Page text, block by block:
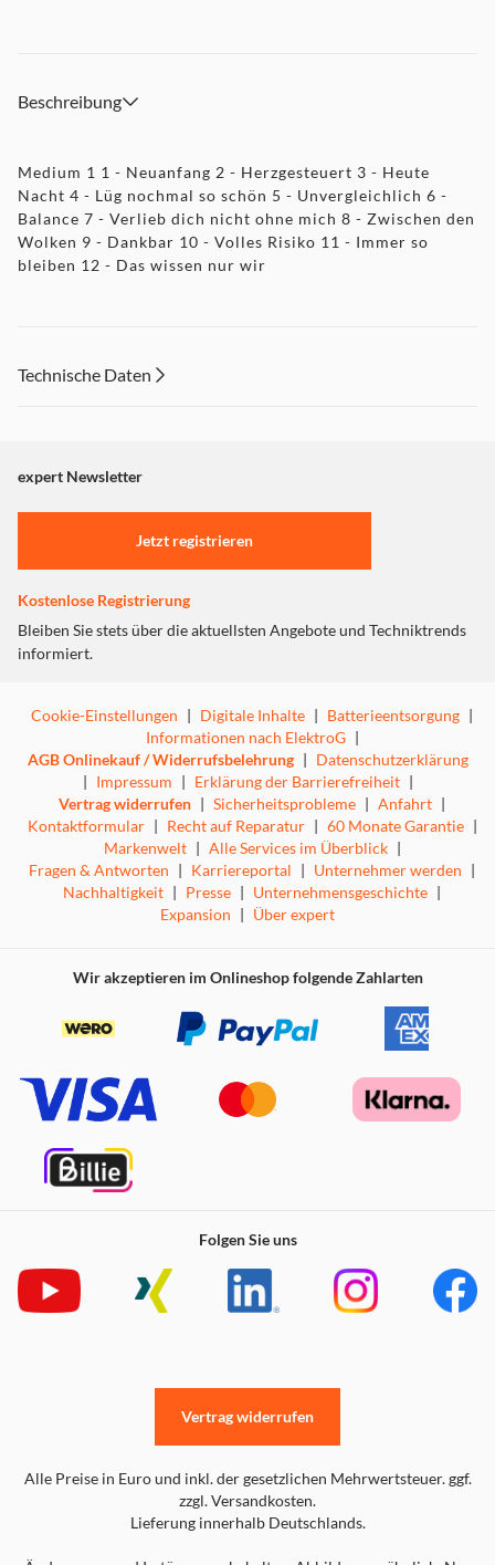
Beschreibung
Medium 1 1 - Neuanfang 2 - Herzgesteuert 3 - Heute
Nacht 4 - Lüg nochmal so schön 5 - Unvergleichlich 6 -
Balance 7 - Verlieb dich nicht ohne mich 8 - Zwischen den
Wolken 9 - Dankbar 10 - Volles Risiko 11 - Immer so
bleiben 12 - Das wissen nur wir
Technische Daten
expert Newsletter
Jetzt registrieren
Kostenlose Registrierung
Bleiben Sie stets über die aktuellsten Angebote und Techniktrends
informiert.
Cookie-Einstellungen | Digitale Inhalte | Batterieentsorgung |
Informationen nach ElektroG |
AGB Onlinekauf / Widerrufsbelehrung | Datenschutzerklärung
| Impressum | Erklärung der Barrierefreiheit |
Vertrag widerrufen | Sicherheitsprobleme | Anfahrt |
Kontaktformular | Recht auf Reparatur | 60 Monate Garantie |
Markenwelt | Alle Services im Überblick |
Fragen & Antworten | Karriereportal | Unternehmer werden |
Nachhaltigkeit | Presse | Unternehmensgeschichte |
Expansion | Über expert
Wir akzeptieren im Onlineshop folgende Zahlarten
Folgen Sie uns
Alle Preise in Euro und inkl. der gesetzlichen Mehrwertsteuer. ggf.
zzgl. Versandkosten.
Lieferung innerhalb Deutschlands.
Vertrag widerrufen